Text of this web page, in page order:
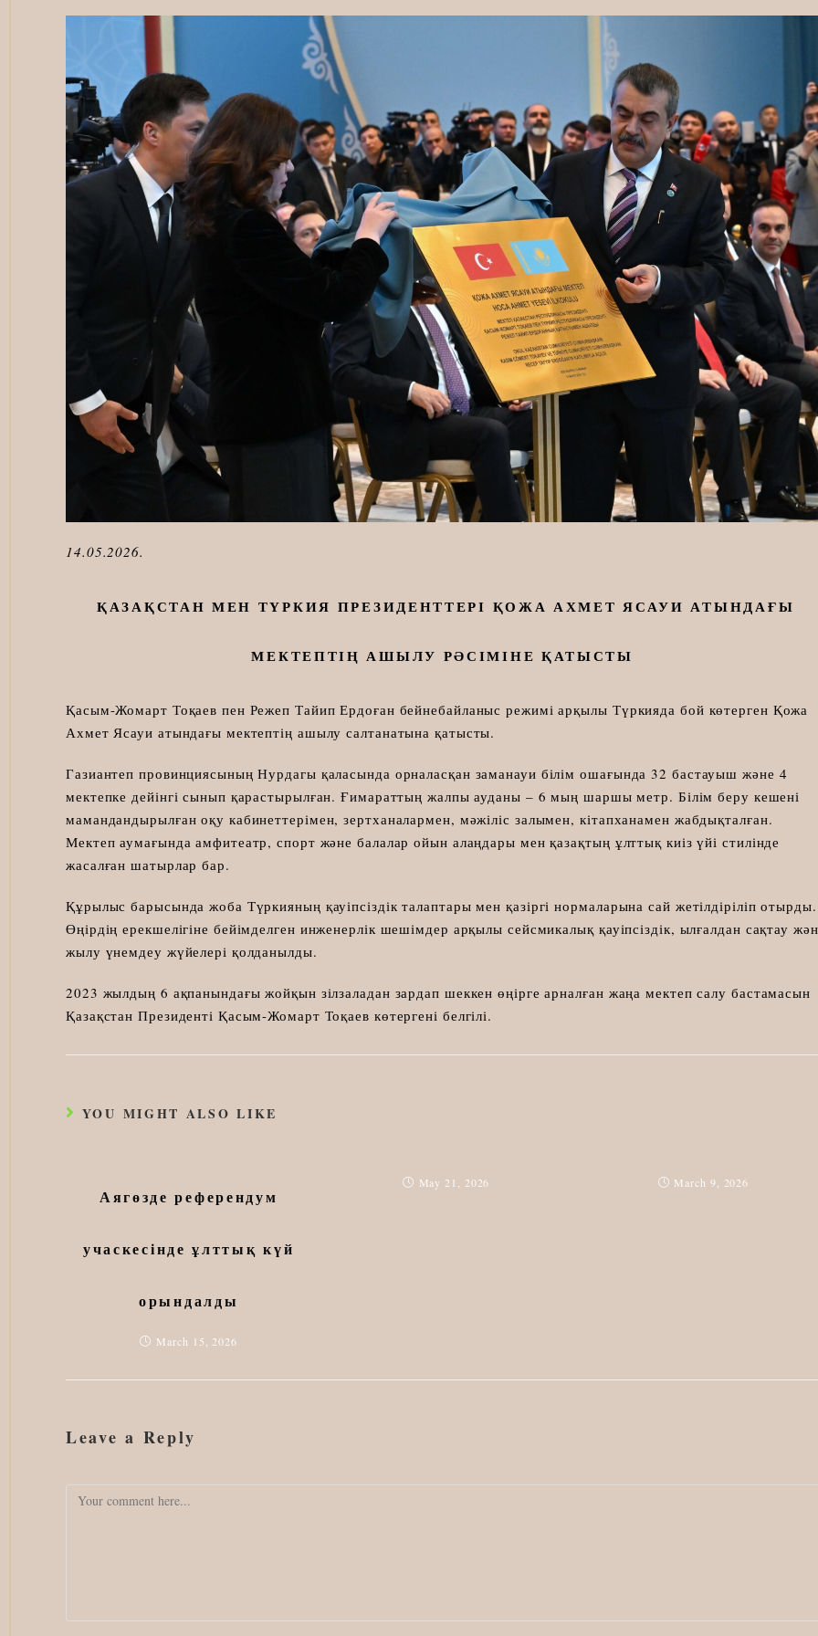
14.05.2026.
ҚАЗАҚСТАН МЕН ТҮРКИЯ ПРЕЗИДЕНТТЕРІ ҚОЖА АХМЕТ ЯСАУИ АТЫНДАҒЫ
МЕКТЕПТІҢ АШЫЛУ РӘСІМІНЕ ҚАТЫСТЫ
Қасым-Жомарт Тоқаев пен Режеп Тайип Ердоған бейнебайланыс режимі арқылы Түркияда бой көтерген Қожа
Ахмет Ясауи атындағы мектептің ашылу салтанатына қатысты.
Газиантеп провинциясының Нурдагы қаласында орналасқан заманауи білім ошағында 32 бастауыш және 4
мектепке дейінгі сынып қарастырылған. Ғимараттың жалпы ауданы – 6 мың шаршы метр. Білім беру кешені
мамандандырылған оқу кабинеттерімен, зертханалармен, мәжіліс залымен, кітапханамен жабдықталған.
Мектеп аумағында амфитеатр, спорт және балалар ойын алаңдары мен қазақтың ұлттық киіз үйі стилінде
жасалған шатырлар бар.
Құрылыс барысында жоба Түркияның қауіпсіздік талаптары мен қазіргі нормаларына сай жетілдіріліп отырды.
Өңірдің ерекшелігіне бейімделген инженерлік шешімдер арқылы сейсмикалық қауіпсіздік, ылғалдан сақтау
жылу үнемдеу жүйелері қолданылды.
2023 жылдың 6 ақпанындағы жойқын зілзаладан зардап шеккен өңірге арналған жаңа мектеп салу бастамасын
Қазақстан Президенті Қасым-Жомарт Тоқаев көтергені белгілі.
YOU MIGHT ALSO LIKE
Аягөзде референдум
учаскесінде ұлттық күй
орындалды
March 15, 2026
May 21, 2026 March 9, 2026
Leave a Reply
Comment